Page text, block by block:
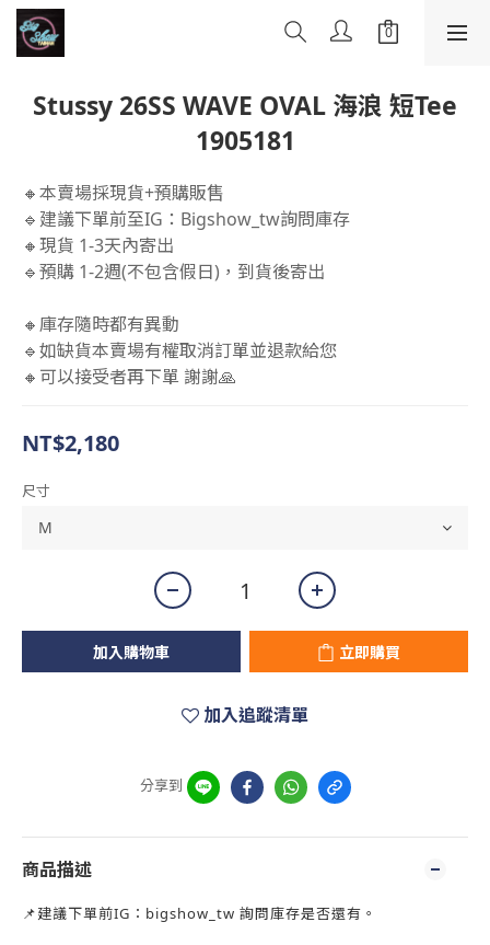
Stussy 26SS WAVE OVAL 海浪 短Tee
1905181
🔸本賣場採現貨+預購販售
🔹建議下單前至IG：Bigshow_tw詢問庫存
🔸現貨 1-3天內寄出
🔹預購 1-2週(不包含假日)，到貨後寄出
🔸庫存隨時都有異動
🔹如缺貨本賣場有權取消訂單並退款給您
🔸可以接受者再下單 謝謝🙏
NT$2,180
尺寸
加入購物車 立即購買
加入追蹤清單
分享到
商品描述
📌建議下單前IG：bigshow_tw 詢問庫存是否還有。